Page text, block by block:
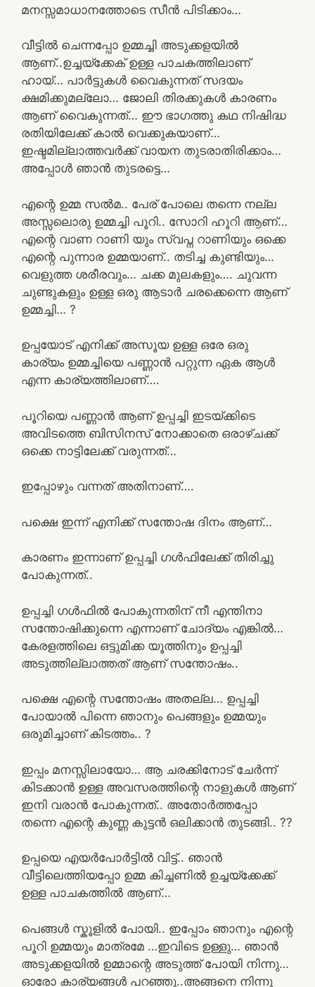
മനസ്സമാധാനത്തോടെ സീൻ പിടിക്കാം…
വീട്ടിൽ ചെന്നപ്പോ ഉമ്മച്ചി അടുക്കളയിൽ
ആണ്..ഉച്ചയ്ക്കേക് ഉള്ള പാചകത്തിലാണ്
ഹായ്… പാർട്ടുകൾ വൈകുന്നത് സദയം
ക്ഷമിക്കുമല്ലോ… ജോലി തിരക്കുകൾ കാരണം
ആണ് വൈകുന്നത്… ഈ ഭാഗത്തു കഥ നിഷിദ്ധ
രതിയിലേക്ക് കാൽ വെക്കുകയാണ്…
ഇഷ്ടമില്ലാത്തവർക്ക് വായന തുടരാതിരിക്കാം…
അപ്പോൾ ഞാൻ തുടരട്ടെ…
എന്റെ ഉമ്മ സൽമ.. പേര് പോലെ തന്നെ നല്ല
അസ്സലൊരു ഉമ്മച്ചി പൂറി.. സോറി ഹൂറി ആണ്…
എന്റെ വാണ റാണി യും സ്വപ്ന റാണിയും ഒക്കെ
എന്റെ പുന്നാര ഉമ്മയാണ്.. തടിച്ച കുണ്ടിയും…
വെളുത്ത ശരീരവും… ചക്ക മുലകളും…. ചുവന്ന
ചുണ്ടുകളും ഉള്ള ഒരു ആടാർ ചരക്കെന്നെ ആണ്
ഉമ്മച്ചി… ?
ഉപ്പയോട് എനിക്ക് അസൂയ ഉള്ള ഒരേ ഒരു
കാര്യം ഉമ്മച്ചിയെ പണ്ണാൻ പറ്റുന്ന ഏക ആൾ
എന്ന കാര്യത്തിലാണ്….
പൂറിയെ പണ്ണാൻ ആണ് ഉപ്പച്ചി ഇടയ്ക്കിടെ
അവിടത്തെ ബിസിനസ്‌ നോക്കാതെ ഒരാഴ്ചക്ക്‌
ഒക്കെ നാട്ടിലേക്ക് വരുന്നത്…
ഇപ്പോഴും വന്നത് അതിനാണ്….
പക്ഷെ ഇന്ന് എനിക്ക് സന്തോഷ ദിനം ആണ്…
കാരണം ഇന്നാണ് ഉപ്പച്ചി ഗൾഫിലേക്ക് തിരിച്ചു
പോകുന്നത്..
ഉപ്പച്ചി ഗൾഫിൽ പോകുന്നതിന് നീ എന്തിനാ
സന്തോഷിക്കുന്നെ എന്നാണ് ചോദ്യം എങ്കിൽ…
കേരളത്തിലെ ഒട്ടുമിക്ക യൂത്തിനും ഉപ്പച്ചി
അടുത്തില്ലാത്തത് ആണ് സന്തോഷം..
പക്ഷെ എന്റെ സന്തോഷം അതല്ല… ഉപ്പച്ചി
പോയാൽ പിന്നെ ഞാനും പെങ്ങളും ഉമ്മയും
ഒരുമിച്ചാണ് കിടത്തം.. ?
ഇപ്പം മനസ്സിലായോ… ആ ചരക്കിനോട് ചേർന്ന്
കിടക്കാൻ ഉള്ള അവസരത്തിന്റെ നാളുകൾ ആണ്
ഇനി വരാൻ പോകുന്നത്.. അതോർത്തപ്പോ
തന്നെ എന്റെ കുണ്ണ കുട്ടൻ ഒലിക്കാൻ തുടങ്ങി.. ??
ഉപ്പയെ എയർപോർട്ടിൽ വിട്ട്.. ഞാൻ
വീട്ടിലെത്തിയപ്പോ ഉമ്മ കിച്ചണിൽ ഉച്ചയ്ക്കേക്ക്
ഉള്ള പാചകത്തിൽ ആണ്…
പെങ്ങൾ സ്കൂളിൽ പോയി.. ഇപ്പോം ഞാനും എന്റെ
പൂറി ഉമ്മയും മാത്രമേ …ഇവിടെ ഉള്ളു… ഞാൻ
അടുക്കളയിൽ ഉമ്മാന്റെ അടുത്ത് പോയി നിന്നു…
ഓരോ കാര്യങ്ങൾ പറഞ്ഞു..അങ്ങനെ നിന്നു